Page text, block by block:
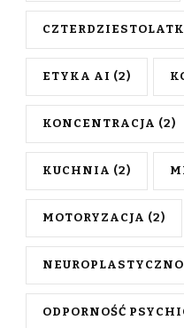
ETYKA AI (2)
KONCENTRACJA (2)
KUCHNIA (2)
MOTORYZACJA (2)
ODPORNOŚĆ